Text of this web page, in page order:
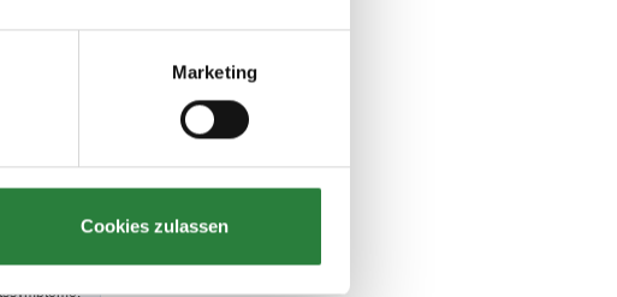
Marketing
Cookies zulassen
die
folgen.